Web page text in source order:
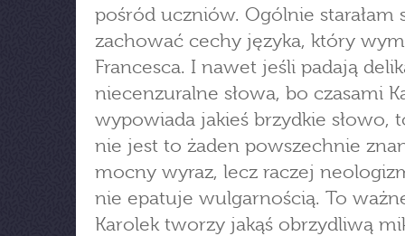
pośród uczniów. Ogólnie starałam
zachować cechy języka, który
Francesca. I nawet jeśli padają
niecenzuralne słowa, bo czasami
wypowiada jakieś brzydkie słowo,
nie jest to żaden powszechnie
mocny wyraz, lecz raczej
nie epatuje wulgarnością. To
Karolek tworzy jakąś obrzydliwą